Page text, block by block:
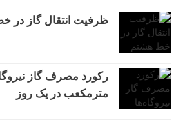
ظرفیت انتقال گاز
مترمکعب در یک روز